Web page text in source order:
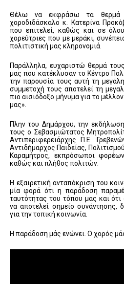
Θέλω να εκφράσω τα θερμά
χοροδιδάσκαλο κ. Κατερίνα
που επιτελεί, καθώς και σε
χορεύτριες που με μεράκι,
πολιτιστική μας κληρονομιά.
Παράλληλα, ευχαριστώ θερμά
μας που κατέκλυσαν το Κέντρο
την παρουσία τους αυτή τη
συμμετοχή τους αποτελεί τη
πιο αισιόδοξο μήνυμα για το
μας».
Πλην του Δημάρχου, την
τους ο Σεβασμιώτατος
Αντιπεριφερειάρχης Π.Ε.
Αντιδήμαρχος Παιδείας,
Καραμήτρος, εκπρόσωποι
καθώς και πλήθος πολιτών.
Η εξαιρετική ανταπόκριση του
μία φορά ότι η παράδοση
ταυτότητας του τόπου μας και ότι
να αποτελεί σημείο συνάντησης,
για την τοπική κοινωνία.
Η παράδοση μάς ενώνει. Ο χορός